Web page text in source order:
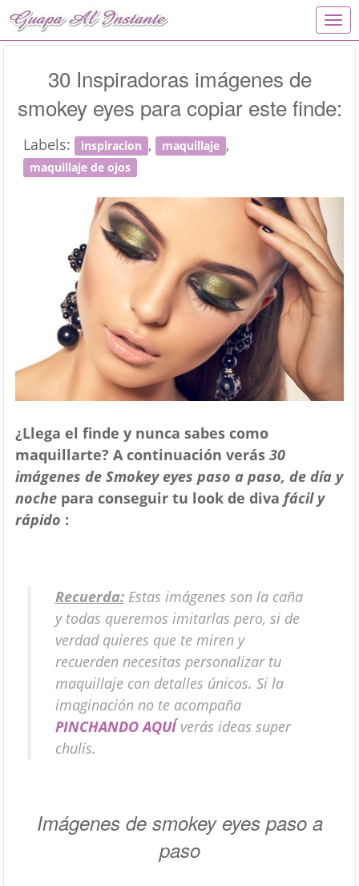
T
o
e
n
a
n
30 Inspiradoras imágenes de
smokey eyes para copiar este finde:
Labels: inspiracion , maquillaje ,
maquillaje de ojos
¿Llega el finde y nunca sabes como
maquillarte? A continuación verás 30
imágenes de Smokey eyes paso a paso, de día y
nochepara conseguir tu look de diva fácil y
rápido :
Recuerda:Estas imágenes son la caña
y todas queremos imitarlas pero, si de
verdad quieres que te miren y
recuerden necesitas personalizar tu
maquillaje con detalles únicos. Si la
imaginación no te acompaña
PINCHANDO AQUÍverás ideas super
chulis.
Imágenes de smokey eyes paso a
paso